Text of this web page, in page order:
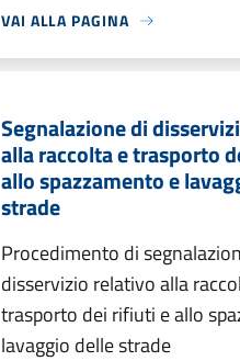
VAI ALLA PAGINA
Segnalazione di
alla raccolta e trasporto
allo spazzamento e
strade
Procedimento di
disservizio relativo alla
trasporto dei rifiuti e allo
lavaggio delle strade